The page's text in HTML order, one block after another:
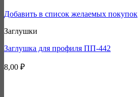
Добавить в список желаемых покупок
Заглушки
Заглушка для профиля ПП-442
8,00 ₽